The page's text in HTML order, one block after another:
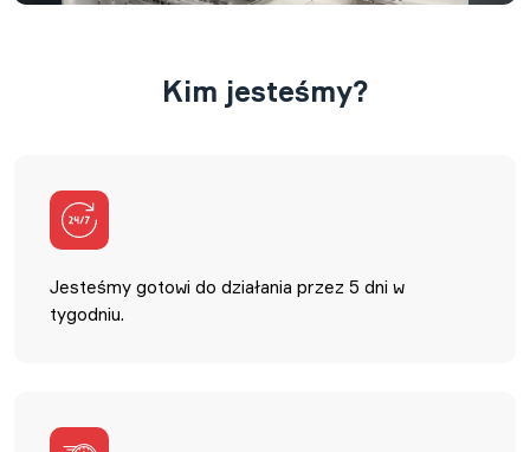
Kim jesteśmy?
Jesteśmy gotowi do działania przez 5 dni w
tygodniu.